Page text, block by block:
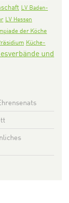
LV Baden-
LV Hessen
der Köche
Küche-
und